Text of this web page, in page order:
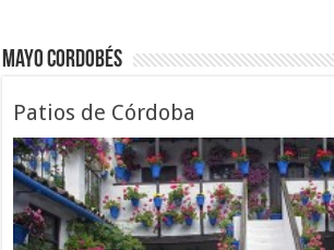
Mayo Cordobés
Patios de Córdoba